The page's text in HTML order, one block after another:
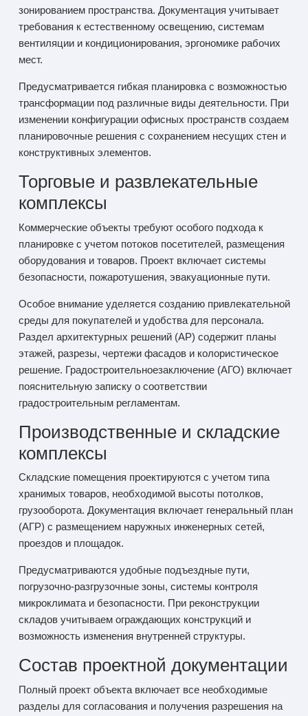
зонированием пространства. Документация учитывает
требования к естественному освещению, системам
вентиляции и кондиционирования, эргономике рабочих
мест.
Предусматривается гибкая планировка с возможностью
трансформации под различные виды деятельности. При
изменении конфигурации офисных пространств создаем
планировочные решения с сохранением несущих стен и
конструктивных элементов.
Торговые и развлекательные
комплексы
Коммерческие объекты требуют особого подхода к
планировке с учетом потоков посетителей, размещения
оборудования и товаров. Проект включает системы
безопасности, пожаротушения, эвакуационные пути.
Особое внимание уделяется созданию привлекательной
среды для покупателей и удобства для персонала.
Раздел архитектурных решений (АР) содержит планы
этажей, разрезы, чертежи фасадов и колористическое
решение. Градостроительноезаключение (АГО) включает
пояснительную записку о соответствии
градостроительным регламентам.
Производственные и складские
комплексы
Складские помещения проектируются с учетом типа
хранимых товаров, необходимой высоты потолков,
грузооборота. Документация включает генеральный план
(АГР) с размещением наружных инженерных сетей,
проездов и площадок.
Предусматриваются удобные подъездные пути,
погрузочно-разгрузочные зоны, системы контроля
микроклимата и безопасности. При реконструкции
складов учитываем ограждающих конструкций и
возможность изменения внутренней структуры.
Состав проектной документации
Полный проект объекта включает все необходимые
разделы для согласования и получения разрешения на